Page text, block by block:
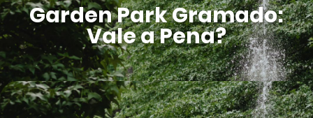
Garden Park Gramado:
Vale a Pena?